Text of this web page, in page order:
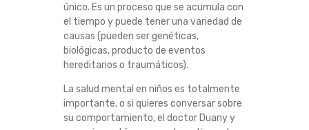
único. Es un proceso que se acumula con
el tiempo y puede tener una variedad de
causas (pueden ser genéticas,
biológicas, producto de eventos
hereditarios o traumáticos).
La salud mental en niños es totalmente
importante, o si quieres conversar sobre
su comportamiento, el doctor Duany y